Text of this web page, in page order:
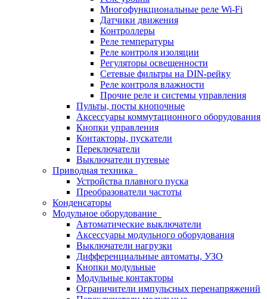
Многофункциональные реле Wi-Fi
Датчики движения
Контроллеры
Реле температуры
Реле контроля изоляции
Регуляторы освещенности
Сетевые фильтры на DIN-рейку
Реле контроля влажности
Прочие реле и системы управления
Пульты, посты кнопочные
Аксессуары коммутационного оборудования
Кнопки управления
Контакторы, пускатели
Переключатели
Выключатели путевые
Приводная техника
Устройства плавного пуска
Преобразователи частоты
Конденсаторы
Модульное оборудование
Автоматические выключатели
Аксессуары модульного оборудования
Выключатели нагрузки
Дифференциальные автоматы, УЗО
Кнопки модульные
Модульные контакторы
Ограничители импульсных перенапряжений